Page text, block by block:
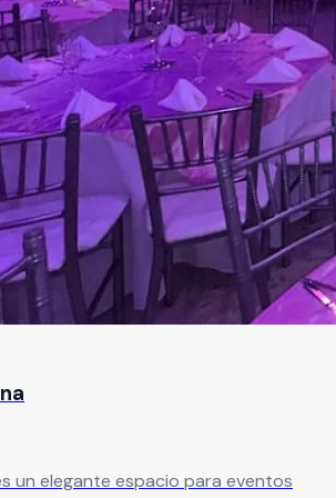
un elegante espacio para eventos